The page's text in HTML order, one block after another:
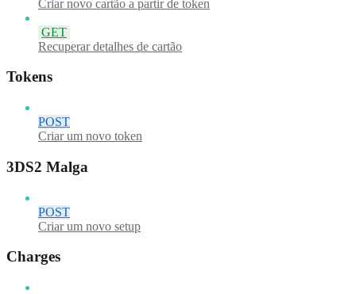
Criar novo cartão a partir de token
GET
Recuperar detalhes de cartão
Tokens
POST
Criar um novo token
3DS2 Malga
POST
Criar um novo setup
Charges